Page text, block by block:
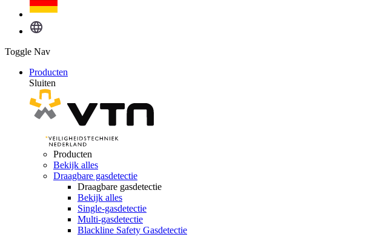
Toggle Nav
Producten
Sluiten
Producten
Bekijk alles
Draagbare gasdetectie
Draagbare gasdetectie
Bekijk alles
Single-gasdetectie
Multi-gasdetectie
Blackline Safety Gasdetectie